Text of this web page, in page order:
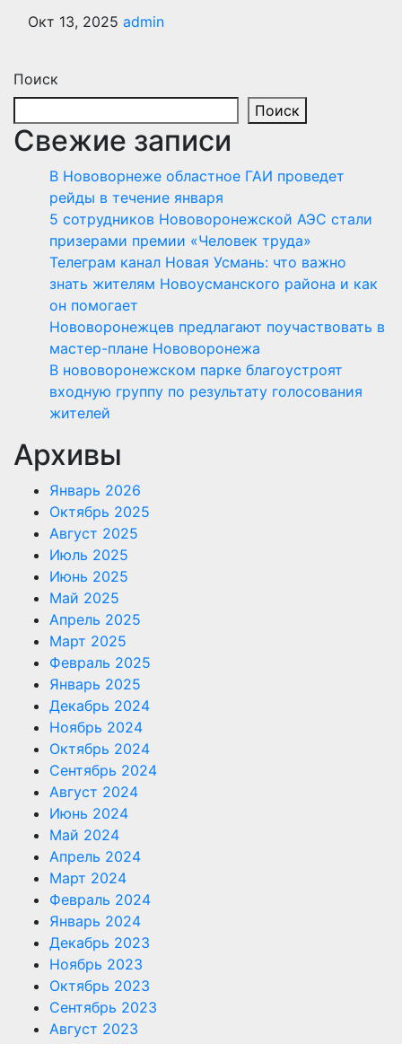
Окт 13, 2025 admin
Поиск
Поиск
Свежие записи
В Нововорнеже областное ГАИ проведет
рейды в течение января
5 сотрудников Нововоронежской АЭС стали
призерами премии «Человек труда»
Телеграм канал Новая Усмань: что важно
знать жителям Новоусманского района и как
он помогает
Нововоронежцев предлагают поучаствовать в
мастер-плане Нововоронежа
В нововоронежском парке благоустроят
входную группу по результату голосования
жителей
Архивы
Январь 2026
Октябрь 2025
Август 2025
Июль 2025
Июнь 2025
Май 2025
Апрель 2025
Март 2025
Февраль 2025
Январь 2025
Декабрь 2024
Ноябрь 2024
Октябрь 2024
Сентябрь 2024
Август 2024
Июнь 2024
Май 2024
Апрель 2024
Март 2024
Февраль 2024
Январь 2024
Декабрь 2023
Ноябрь 2023
Октябрь 2023
Сентябрь 2023
Август 2023